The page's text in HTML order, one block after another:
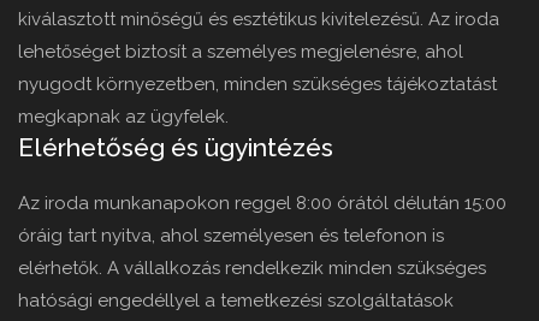
kiválasztott minőségű és esztétikus kivitelezésű. Az iroda
lehetőséget biztosít a személyes megjelenésre, ahol
nyugodt környezetben, minden szükséges tájékoztatást
megkapnak az ügyfelek.
Elérhetőség és ügyintézés
Az iroda munkanapokon reggel 8:00 órától délután 15:00
óráig tart nyitva, ahol személyesen és telefonon is
elérhetők. A vállalkozás rendelkezik minden szükséges
hatósági engedéllyel a temetkezési szolgáltatások